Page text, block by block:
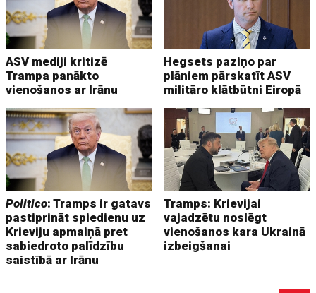
ASV mediji kritizē
Trampa panākto
vienošanos ar Irānu
Hegsets paziņo par
plāniem pārskatīt ASV
militāro klātbūtni Eiropā
Politico: Tramps ir gatavs
pastiprināt spiedienu uz
Krieviju apmaiņā pret
sabiedroto palīdzību
saistībā ar Irānu
Tramps: Krievijai
vajadzētu noslēgt
vienošanos kara Ukrainā
izbeigšanai